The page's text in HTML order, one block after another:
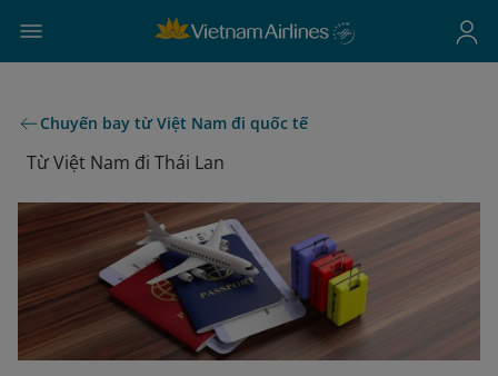
Chuyến bay từ Việt Nam đi quốc tế
Từ Việt Nam đi Thái Lan